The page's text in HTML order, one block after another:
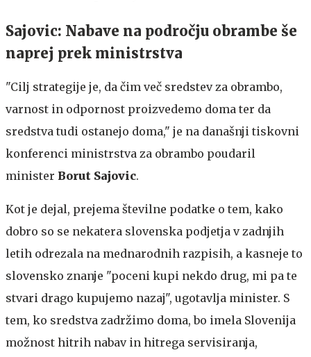
Sajovic: Nabave na področju obrambe še
naprej prek ministrstva
"Cilj strategije je, da čim več sredstev za obrambo,
varnost in odpornost proizvedemo doma ter da
sredstva tudi ostanejo doma," je na današnji tiskovni
konferenci ministrstva za obrambo poudaril
minister Borut Sajovic.
Kot je dejal, prejema številne podatke o tem, kako
dobro so se nekatera slovenska podjetja v zadnjih
letih odrezala na mednarodnih razpisih, a kasneje to
slovensko znanje "poceni kupi nekdo drug, mi pa te
stvari drago kupujemo nazaj", ugotavlja minister. S
tem, ko sredstva zadržimo doma, bo imela Slovenija
možnost hitrih nabav in hitrega servisiranja,